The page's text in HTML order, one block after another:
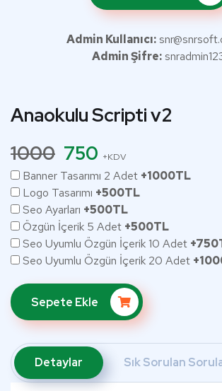
Admin Kullanıcı:
Admin Şifre:
Anaokulu Scripti v2
1000 750 +KDV
Banner Tasarımı 2 Adet +1000TL
Logo Tasarımı +500TL
Seo Ayarları +500TL
Özgün İçerik 5 Adet +500TL
Seo Uyumlu Özgün İçerik 10 Adet
Seo Uyumlu Özgün İçerik 20 Adet
Sepete Ekle
Detaylar Sık Sorulan